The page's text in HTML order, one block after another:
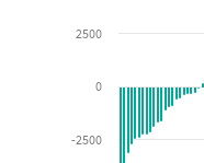
The chart has 1 Y axis
-2500
0
2500